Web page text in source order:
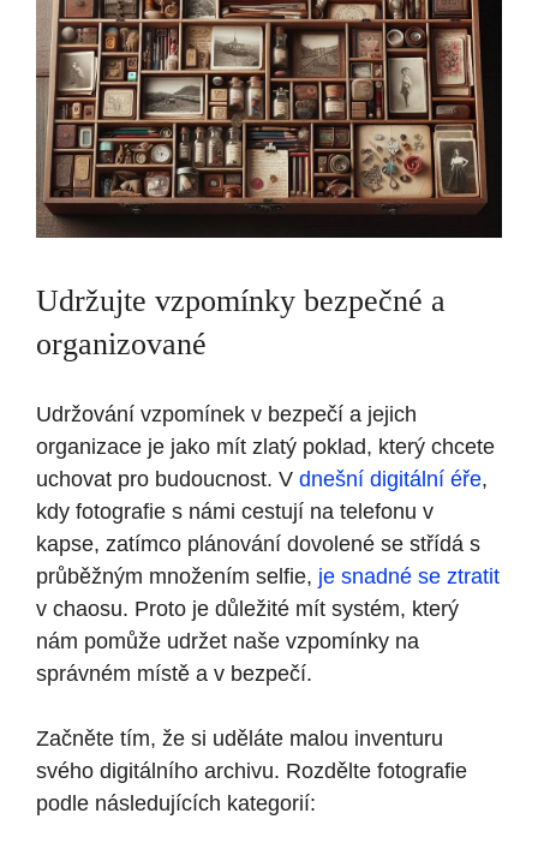
Udržujte vzpomínky bezpečné a
organizované
Udržování vzpomínek v bezpečí a jejich
organizace je jako mít zlatý poklad, který chcete
uchovat pro budoucnost. V dnešní digitální éře,
kdy fotografie s námi cestují na telefonu v
kapse, zatímco plánování dovolené se střídá s
průběžným množením selfie, je snadné se ztratit
v chaosu. Proto je důležité mít systém, který
nám pomůže udržet naše vzpomínky na
správném místě a v bezpečí.
Začněte tím, že si uděláte malou inventuru
svého digitálního archivu. Rozdělte fotografie
podle následujících kategorií: